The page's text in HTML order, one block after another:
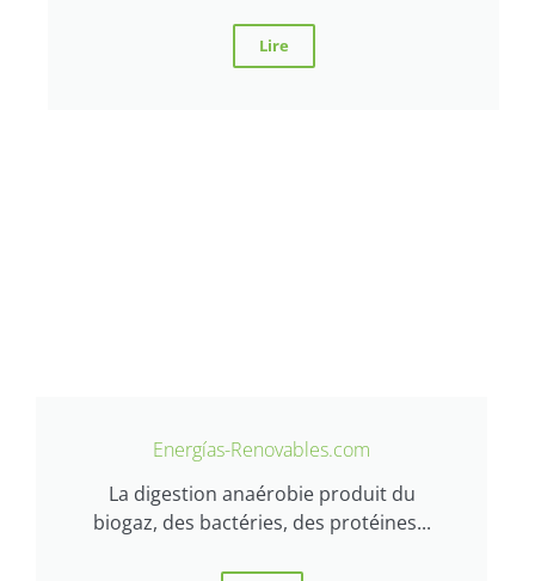
Lire
Energías-Renovables.com
La digestion anaérobie produit du
biogaz, des bactéries, des protéines...